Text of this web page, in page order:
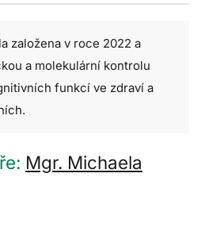
založena v roce 2022 a
a molekulární kontrolu
funkcí ve zdraví a
Mgr. Michaela